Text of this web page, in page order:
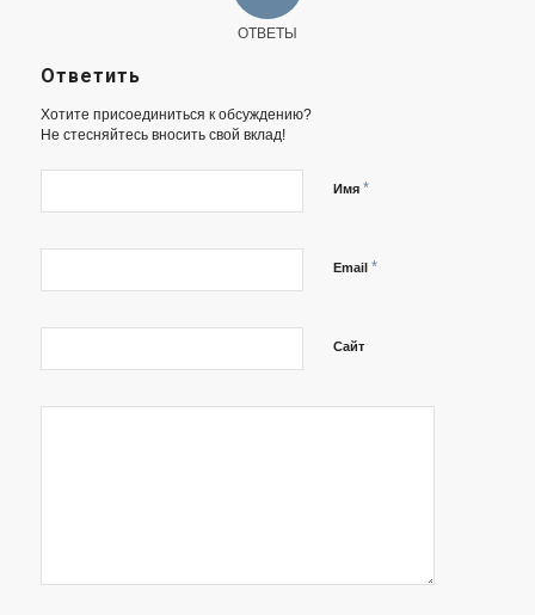
ОТВЕТЫ
Ответить
Хотите присоединиться к обсуждению?
Не стесняйтесь вносить свой вклад!
Имя *
Email *
Сайт